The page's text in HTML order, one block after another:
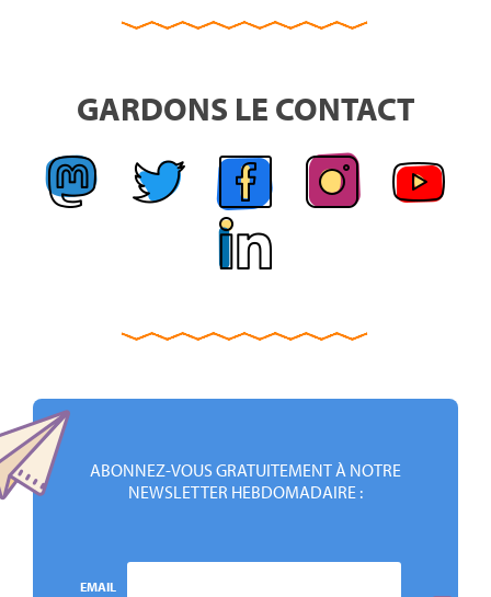
GARDONS LE CONTACT
ABONNEZ-VOUS GRATUITEMENT À NOTRE
NEWSLETTER HEBDOMADAIRE :
EMAIL